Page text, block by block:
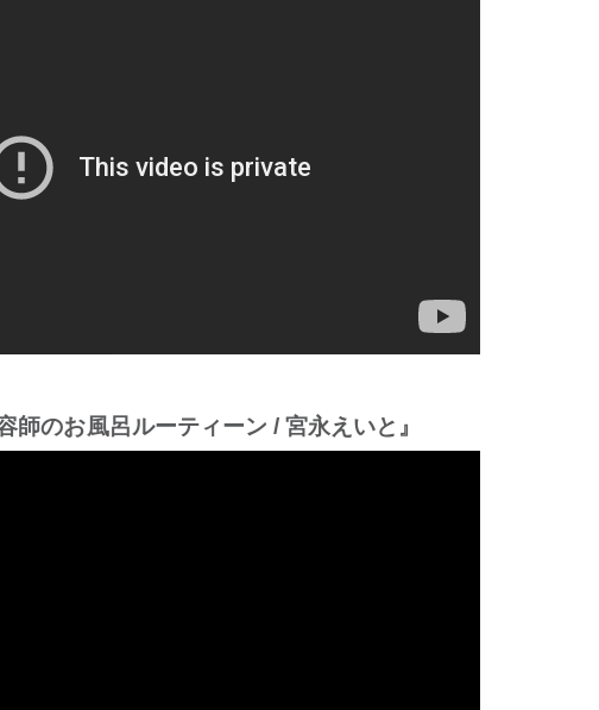
師のお風呂ルーティーン / 宮永えいと』